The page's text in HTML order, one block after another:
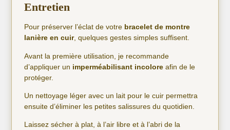
Entretien
Pour préserver l’éclat de votre bracelet de montre
lanière en cuir, quelques gestes simples suffisent.
Avant la première utilisation, je recommande
d’appliquer un imperméabilisant incolore afin de le
protéger.
Un nettoyage léger avec un lait pour le cuir permettra
ensuite d’éliminer les petites salissures du quotidien.
Laissez sécher à plat, à l’air libre et à l’abri de la